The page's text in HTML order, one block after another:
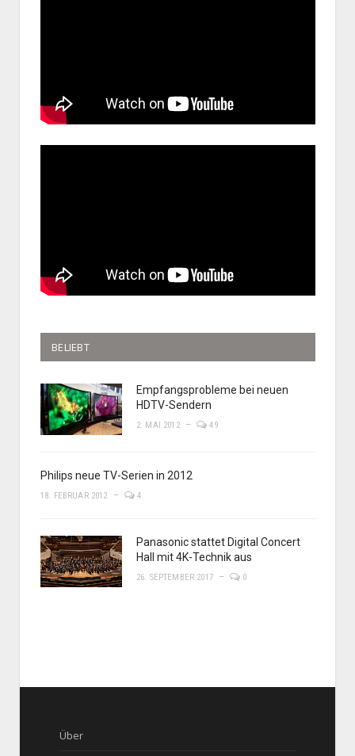
BELIEBT
Empfangsprobleme bei neuen
HDTV-Sendern
2. MAI 2012 49
Philips neue TV-Serien in 2012
18. FEBRUAR 2012 4
Panasonic stattet Digital Concert
Hall mit 4K-Technik aus
26. SEPTEMBER 2017 0
Über